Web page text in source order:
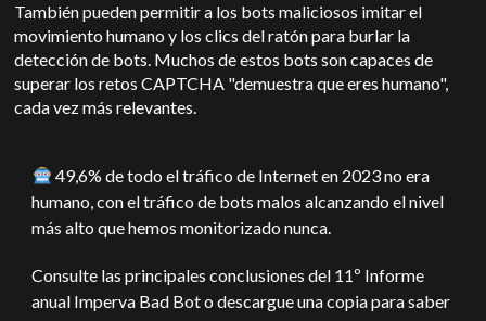
También pueden permitir a los bots maliciosos imitar el
movimiento humano y los clics del ratón para burlar la
detección de bots. Muchos de estos bots son capaces de
superar los retos CAPTCHA "demuestra que eres humano",
cada vez más relevantes.
49,6% de todo el tráfico de Internet en 2023 no era
humano, con el tráfico de bots malos alcanzando el nivel
más alto que hemos monitorizado nunca.
Consulte las principales conclusiones del 11º Informe
anual Imperva Bad Bot o descargue una copia para saber